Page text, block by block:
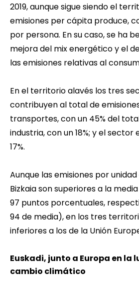
2019, aunque sigue siendo el
emisiones per cápita produce,
por persona. En su caso, se ha
mejora del mix energético y el
las emisiones relativas al
En el territorio alavés los tres
contribuyen al total de
transportes, con un 45% del
industria, con un 18%; y el
17%.
Aunque las emisiones por unidad
Bizkaia son superiores a la
97 puntos porcentuales,
94 de media), en los tres
inferiores a los de la Unión
Euskadi, junto a Europa en la
cambio climático